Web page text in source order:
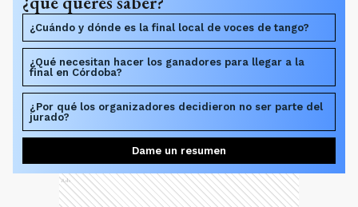
¿Cuándo y dónde es la final local de voces de tango?
¿Qué necesitan hacer los ganadores para llegar a la
final en Córdoba?
¿Por qué los organizadores decidieron no ser parte del
jurado?
Dame un resumen
Ads